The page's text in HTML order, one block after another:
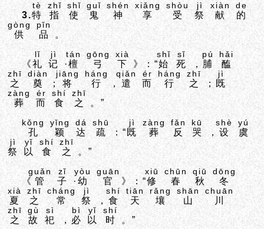
3.特
tè
指
zhǐ
使
shǐ
鬼
guǐ
神
shén
享
xiǎng
受
shòu
祭
jì
献
xiàn
的
de
供
gòng
品
pǐn
。
《礼
lǐ
记
jì
·檀
tán
弓
gōng
下
xià
》：“始
shǐ
死
sǐ
， 脯
pú
醢
hǎi
之
zhī
奠
diàn
； 将
jiāng
行
háng
， 遣
qiǎn
而
ér
行
háng
之
zhī
； 既
jì
葬
zàng
而
ér
食
shí
之
zhī
。”
孔
kǒng
颖
yǐng
达
dá
疏
shū
：“ 既
jì
葬
zàng
反
fǎn
哭
kū
， 设
shè
虞
yú
祭
jì
以
yǐ
食
shí
之
zhī
。”
《 管
guǎn
子
zǐ
· 幼
yòu
官
guān
》：“修
xiū
春
chūn
秋
qiū
冬
dōng
夏
xià
之
zhī
常
cháng
祭
jì
， 食
shí
天
tiān
壤
rǎng
山
shān
川
chuān
之
zhī
故
gù
祀
sì
， 必
bì
以
yǐ
时
shí
。”